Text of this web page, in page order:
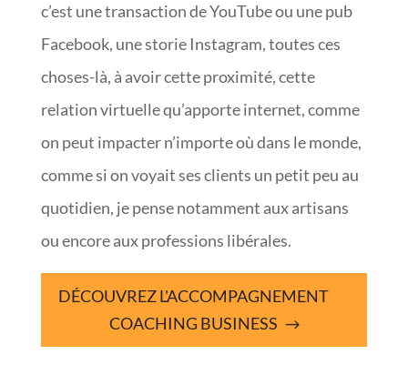
c’est une transaction de YouTube ou une pub
Facebook, une storie Instagram, toutes ces
choses-là, à avoir cette proximité, cette
relation virtuelle qu’apporte internet, comme
on peut impacter n’importe où dans le monde,
comme si on voyait ses clients un petit peu au
quotidien, je pense notamment aux artisans
ou encore aux professions libérales.
DÉCOUVREZ L'ACCOMPAGNEMENT
COACHING BUSINESS